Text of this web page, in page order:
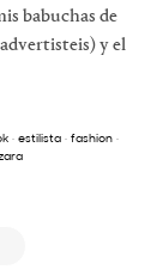
babuchas de
y el
· estilista · fashion ·